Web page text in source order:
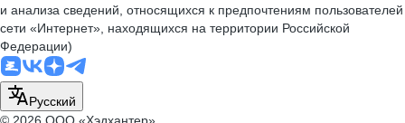
и анализа сведений, относящихся к предпочтениям пользователей
сети «Интернет», находящихся на территории Российской
Федерации)
Русский